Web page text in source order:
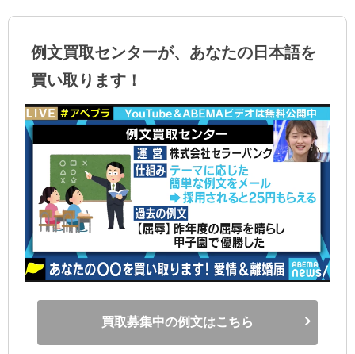
例文買取センターが、あなたの日本語を
買い取ります！
買取募集中の例文はこちら